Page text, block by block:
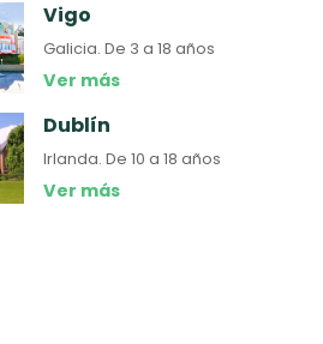
Vigo
Galicia.De 3 a 18 años
Ver más
Dublín
Irlanda.De 10 a 18 años
Ver más